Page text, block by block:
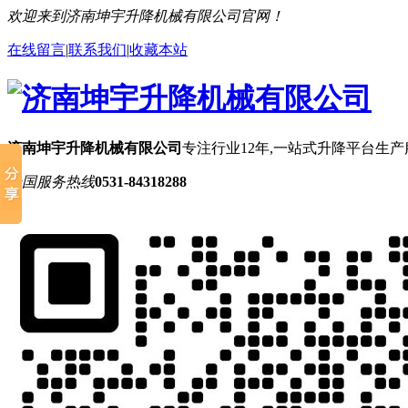
欢迎来到济南坤宇升降机械有限公司官网！
在线留言|联系我们|收藏本站
济南坤宇升降机械有限公司 专注行业12年,一站式升降平台生产
全国服务热线0531-84318288